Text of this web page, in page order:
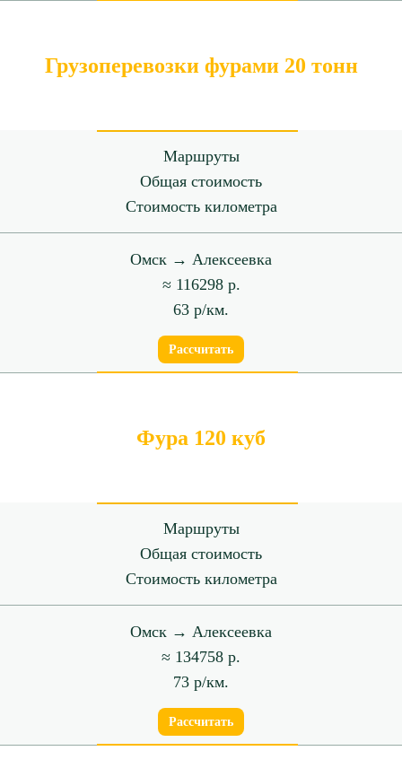
Грузоперевозки фурами 20 тонн
Маршруты
Общая стоимость
Стоимость километра
Омск → Алексеевка
≈ 116298 р.
63 р/км.
Рассчитать
Фура 120 куб
Маршруты
Общая стоимость
Стоимость километра
Омск → Алексеевка
≈ 134758 р.
73 р/км.
Рассчитать